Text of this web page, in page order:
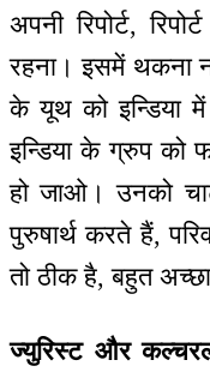
अपनी रिपोर्ट,
रहना। इसमें थकना
के यूथ को इन्डिया
इन्डिया के ग्रुप को
हो जाओ। उनको
पुरुषार्थ करते हैं,
तो ठीक है, बहुत
ज्युरिस्ट और